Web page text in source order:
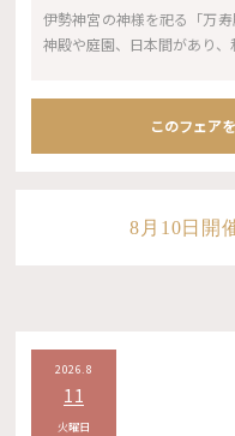
伊勢神宮の神様を祀る「万
神殿や庭園、日本間があり、
このフェア
8月10日開
2026.8
11
火曜日